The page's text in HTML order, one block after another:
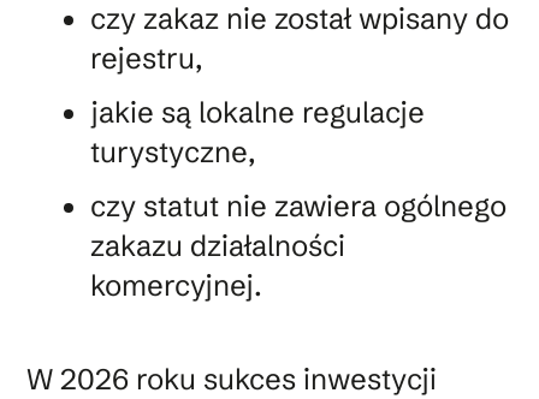
czy zakaz nie został wpisany do
rejestru,
jakie są lokalne regulacje
turystyczne,
czy statut nie zawiera ogólnego
zakazu działalności
komercyjnej.
W 2026 roku sukces inwestycji